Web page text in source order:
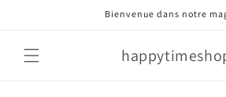
contenu
Bienvenue dans notre